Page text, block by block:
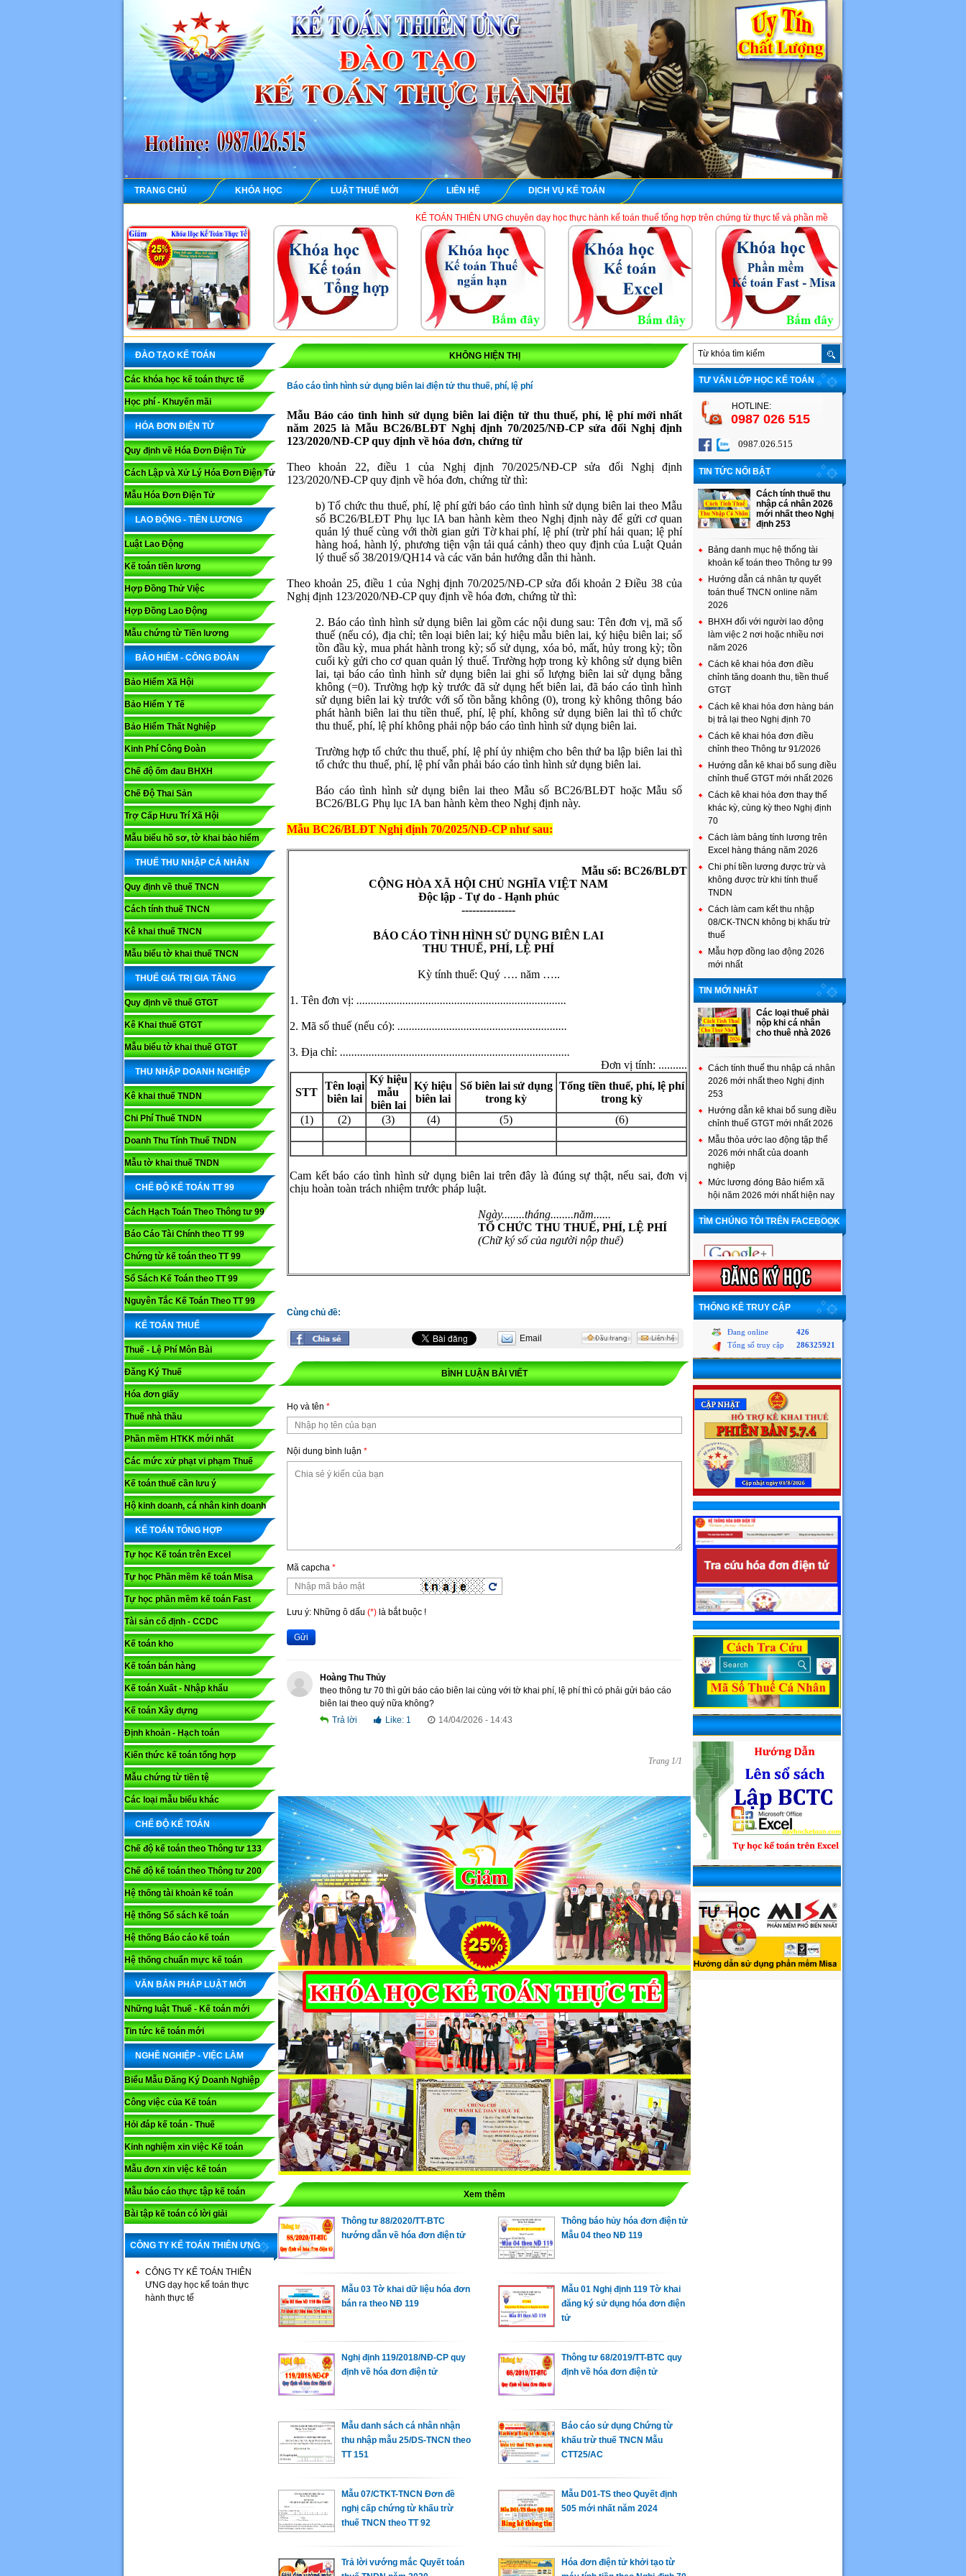
TRANG CHỦ KHÓA HỌC LUẬT THUẾ MỚI LIÊN HỆ DỊCH VỤ KẾ TOÁN
KẾ TOÁN THIÊN ƯNG chuyên dạy học thực hành kế toán thuế tổng hợp trên chứng từ thực tế và phần mềm HTKK, Excel, Misa. Là một địa chỉ học kế toán
ĐÀO TẠO KẾ TOÁN
Các khóa học kế toán thực tế
Học phí - Khuyến mãi
HÓA ĐƠN ĐIỆN TỬ
Quy định về Hóa Đơn Điện Tử
Cách Lập và Xử Lý Hóa Đơn Điện Tử
Mẫu Hóa Đơn Điện Tử
LAO ĐỘNG - TIỀN LƯƠNG
Luật Lao Động
Kế toán tiền lương
Hợp Đồng Thử Việc
Hợp Đồng Lao Động
Mẫu chứng từ Tiền lương
BẢO HIỂM - CÔNG ĐOÀN
Bảo Hiểm Xã Hội
Bảo Hiểm Y Tế
Bảo Hiểm Thất Nghiệp
Kinh Phí Công Đoàn
Chế độ ốm đau BHXH
Chế Độ Thai Sản
Trợ Cấp Hưu Trí Xã Hội
Mẫu biểu hồ sơ, tờ khai bảo hiểm
THUẾ THU NHẬP CÁ NHÂN
Quy định về thuế TNCN
Cách tính thuế TNCN
Kê khai thuế TNCN
Mẫu biểu tờ khai thuế TNCN
THUẾ GIÁ TRỊ GIA TĂNG
Quy định về thuế GTGT
Kê Khai thuế GTGT
Mẫu biểu tờ khai thuế GTGT
THU NHẬP DOANH NGHIỆP
Kê khai thuế TNDN
Chi Phí Thuế TNDN
Doanh Thu Tính Thuế TNDN
Mẫu tờ khai thuế TNDN
CHẾ ĐỘ KẾ TOÁN TT 99
Cách Hạch Toán Theo Thông tư 99
Báo Cáo Tài Chính theo TT 99
Chứng từ kế toán theo TT 99
Sổ Sách Kế Toán theo TT 99
Nguyên Tắc Kế Toán Theo TT 99
KẾ TOÁN THUẾ
Thuế - Lệ Phí Môn Bài
Đăng Ký Thuế
Hóa đơn giấy
Thuế nhà thầu
Phần mềm HTKK mới nhất
Các mức xử phạt vi phạm Thuế
Kế toán thuế cần lưu ý
Hộ kinh doanh, cá nhân kinh doanh
KẾ TOÁN TỔNG HỢP
Tự học Kế toán trên Excel
Tự học Phần mềm kế toán Misa
Tự học phần mềm kế toán Fast
Tài sản cố định - CCDC
Kế toán kho
Kế toán bán hàng
Kế toán Xuất - Nhập khẩu
Kế toán Xây dựng
Định khoản - Hạch toán
Kiến thức kế toán tổng hợp
Mẫu chứng từ tiền tệ
Các loại mẫu biểu khác
CHẾ ĐỘ KẾ TOÁN
Chế độ kế toán theo Thông tư 133
Chế độ kế toán theo Thông tư 200
Hệ thống tài khoản kế toán
Hệ thống Sổ sách kế toán
Hệ thống Báo cáo kế toán
Hệ thống chuẩn mực kế toán
VĂN BẢN PHÁP LUẬT MỚI
Những luật Thuế - Kế toán mới
Tin tức kế toán mới
NGHỀ NGHIỆP - VIỆC LÀM
Biểu Mẫu Đăng Ký Doanh Nghiệp
Công việc của Kế toán
Hỏi đáp kế toán - Thuế
Kinh nghiệm xin việc Kế toán
Mẫu đơn xin việc kế toán
Mẫu báo cáo thực tập kế toán
Bài tập kế toán có lời giải
CÔNG TY KẾ TOÁN THIÊN ƯNG
CÔNG TY KẾ TOÁN THIÊN
ƯNG dạy học kế toán thực
hành thực tế
KHÔNG HIỆN THỊ
Báo cáo tình hình sử dụng biên lai điện tử thu thuế, phí, lệ phí
Mẫu Báo cáo tình hình sử dụng biên lai điện tử thu thuế, phí, lệ phí mới nhất
năm 2025 là Mẫu BC26/BLĐT Nghị định 70/2025/NĐ-CP sửa đổi Nghị định
123/2020/NĐ-CP quy định về hóa đơn, chứng từ
Theo khoản 22, điều 1 của Nghị định 70/2025/NĐ-CP sửa đổi Nghị định
123/2020/NĐ-CP quy định về hóa đơn, chứng từ thì:
b) Tổ chức thu thuế, phí, lệ phí gửi báo cáo tình hình sử dụng biên lai theo Mẫu
số BC26/BLĐT Phụ lục IA ban hành kèm theo Nghị định này để gửi cơ quan
quản lý thuế cùng với thời gian gửi Tờ khai phí, lệ phí (trừ phí hải quan; lệ phí
hàng hoá, hành lý, phương tiện vận tải quá cảnh) theo quy định của Luật Quản
lý thuế số 38/2019/QH14 và các văn bản hướng dẫn thi hành.
Theo khoản 25, điều 1 của Nghị định 70/2025/NĐ-CP sửa đổi khoản 2 Điều 38 của
Nghị định 123/2020/NĐ-CP quy định về hóa đơn, chứng từ thì:
2. Báo cáo tình hình sử dụng biên lai gồm các nội dung sau: Tên đơn vị, mã số
thuế (nếu có), địa chỉ; tên loại biên lai; ký hiệu mẫu biên lai, ký hiệu biên lai; số
tồn đầu kỳ, mua phát hành trong kỳ; số sử dụng, xóa bỏ, mất, hủy trong kỳ; tồn
cuối kỳ gửi cho cơ quan quản lý thuế. Trường hợp trong kỳ không sử dụng biên
lai, tại báo cáo tình hình sử dụng biên lai ghi số lượng biên lai sử dụng bằng
không (=0). Trường hợp kỳ trước đã sử dụng hết biên lai, đã báo cáo tình hình
sử dụng biên lai kỳ trước với số tồn bằng không (0), trong kỳ không thông báo
phát hành biên lai thu tiền thuế, phí, lệ phí, không sử dụng biên lai thì tổ chức
thu thuế, phí, lệ phí không phải nộp báo cáo tình hình sử dụng biên lai.
Trường hợp tổ chức thu thuế, phí, lệ phí ủy nhiệm cho bên thứ ba lập biên lai thì
tổ chức thu thuế, phí, lệ phí vẫn phải báo cáo tình hình sử dụng biên lai.
Báo cáo tình hình sử dụng biên lai theo Mẫu số BC26/BLĐT hoặc Mẫu số
BC26/BLG Phụ lục IA ban hành kèm theo Nghị định này.
Mẫu BC26/BLĐT Nghị định 70/2025/NĐ-CP như sau:
Mẫu số: BC26/BLĐT
CỘNG HÒA XÃ HỘI CHỦ NGHĨA VIỆT NAM
Độc lập - Tự do - Hạnh phúc
---------------
BÁO CÁO TÌNH HÌNH SỬ DỤNG BIÊN LAI
THU THUẾ, PHÍ, LỆ PHÍ
Kỳ tính thuế: Quý …. năm …..
1. Tên đơn vị: .........................................................................
2. Mã số thuế (nếu có): ...........................................................
3. Địa chỉ: ................................................................................
Đơn vị tính: ..........
STT
Tên loại
biên lai
Ký hiệu
mẫu
biên lai
Ký hiệu
biên lai
Số biên lai sử dụng
trong kỳ
Tổng tiền thuế, phí, lệ phí
trong kỳ
(1)
(2) (3) (4) (5) (6)
Cam kết báo cáo tình hình sử dụng biên lai trên đây là đúng sự thật, nếu sai, đơn vị
chịu hoàn toàn trách nhiệm trước pháp luật.
Ngày........tháng........năm......
TỔ CHỨC THU THUẾ, PHÍ, LỆ PHÍ
(Chữ ký số của người nộp thuế)
Cùng chủ đề:
Email
BÌNH LUẬN BÀI VIẾT
Họ và tên *
Nội dung bình luận *
Mã capcha *
Lưu ý: Những ô dấu (*) là bắt buộc !
Gửi
Hoàng Thu Thủy
theo thông tư 70 thì gửi báo cáo biên lai cùng với tờ khai phí, lệ phí thì có phải gửi báo cáo
biên lai theo quý nữa không?
Trả lời
Like: 1 14/04/2026 - 14:43
Trang 1/1
Lưu ý: Những ô dấu(*) là bắt buộc !
Xem thêm
Thông tư 88/2020/TT-BTC
hướng dẫn về hóa đơn điện tử
Thông báo hủy hóa đơn điện tử
Mẫu 04 theo NĐ 119
Mẫu 03 Tờ khai dữ liệu hóa đơn
bán ra theo NĐ 119
Mẫu 01 Nghị định 119 Tờ khai
đăng ký sử dụng hóa đơn điện
tử
Nghị định 119/2018/NĐ-CP quy
định về hóa đơn điện tử
Thông tư 68/2019/TT-BTC quy
định về hóa đơn điện tử
Mẫu danh sách cá nhân nhận
thu nhập mẫu 25/DS-TNCN theo
TT 151
Báo cáo sử dụng Chứng từ
khấu trừ thuế TNCN Mẫu
CTT25/AC
Mẫu 07/CTKT-TNCN Đơn đề
nghị cấp chứng từ khấu trừ
thuế TNCN theo TT 92
Mẫu D01-TS theo Quyết định
505 mới nhất năm 2024
Trả lời vướng mắc Quyết toán
Hóa đơn điện tử khởi tạo từ
TƯ VẤN LỚP HỌC KẾ TOÁN
0987 026 515
HOTLINE:
0987.026.515
TIN TỨC NỔI BẬT
Cách tính thuế thu
nhập cá nhân 2026
mới nhất theo Nghị
định 253
Bảng danh mục hệ thống tài
khoản kế toán theo Thông tư 99
Hướng dẫn cá nhân tự quyết
toán thuế TNCN online năm
2026
BHXH đối với người lao động
làm việc 2 nơi hoặc nhiều nơi
năm 2026
Cách kê khai hóa đơn điều
chỉnh tăng doanh thu, tiền thuế
GTGT
Cách kê khai hóa đơn hàng bán
bị trả lại theo Nghị định 70
Cách kê khai hóa đơn điều
chỉnh theo Thông tư 91/2026
Hướng dẫn kê khai bổ sung điều
chỉnh thuế GTGT mới nhất 2026
Cách kê khai hóa đơn thay thế
khác kỳ, cùng kỳ theo Nghị định
70
Cách làm bảng tính lương trên
Excel hàng tháng năm 2026
Chi phí tiền lương được trừ và
không được trừ khi tính thuế
TNDN
Cách làm cam kết thu nhập
08/CK-TNCN không bị khấu trừ
thuế
Mẫu hợp đồng lao động 2026
mới nhất
TIN MỚI NHẤT
Các loại thuế phải
nộp khi cá nhân
cho thuê nhà 2026
Cách tính thuế thu nhập cá nhân
2026 mới nhất theo Nghị định
253
Hướng dẫn kê khai bổ sung điều
chỉnh thuế GTGT mới nhất 2026
Mẫu thỏa ước lao động tập thể
2026 mới nhất của doanh
nghiệp
Mức lương đóng Bảo hiểm xã
hội năm 2026 mới nhất hiện nay
TÌM CHÚNG TÔI TRÊN FACEBOOK
THỐNG KÊ TRUY CẬP
Đang online
426
Tổng số truy cập
286325921